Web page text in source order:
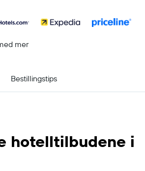
mer
Bestillingstips
hotelltilbudene i